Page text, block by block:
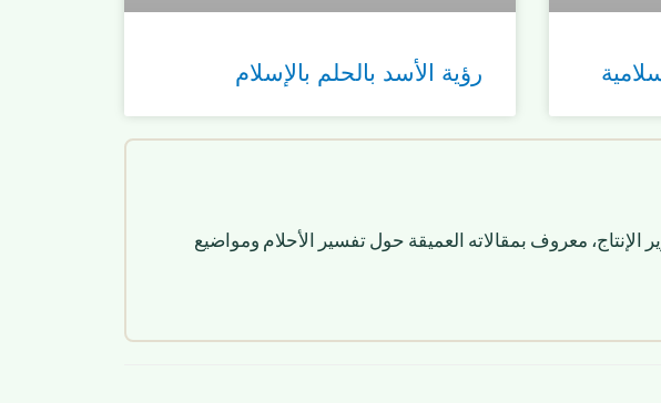
رؤية الأسد بالحلم بالإسلام
الإنتاج، معروف بمقالاته العميقة حول تفسير الأحلام ومواضيع